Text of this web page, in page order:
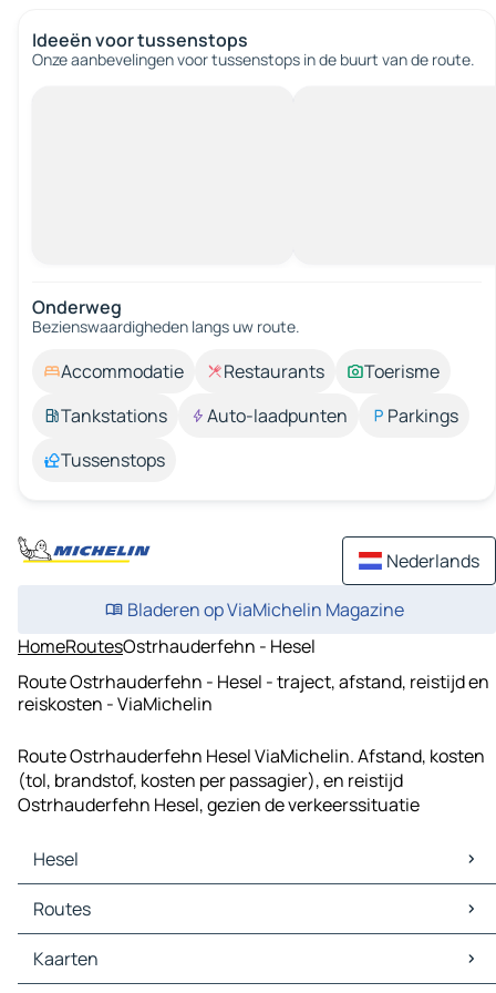
Ideeën voor tussenstops
Onze aanbevelingen voor tussenstops in de buurt van de route.
Onderweg
Bezienswaardigheden langs uw route.
Accommodatie Restaurants
Toerisme
Tankstations
Auto-laadpunten
Parkings
Tussenstops
Nederlands
Bladeren op ViaMichelin Magazine
HomeRoutesOstrhauderfehn - Hesel
Route Ostrhauderfehn - Hesel - traject, afstand, reistijd en
reiskosten - ViaMichelin
Route Ostrhauderfehn Hesel ViaMichelin. Afstand, kosten
(tol, brandstof, kosten per passagier), en reistijd
Ostrhauderfehn Hesel, gezien de verkeerssituatie
Hesel
Hesel Kaarten
Hesel Verkeer
Hesel Hotels
Hesel Restaurants
Routes
Routes Hesel - Leer (Oost-Friesland)
Routes Hesel - Aurich
Kaarten